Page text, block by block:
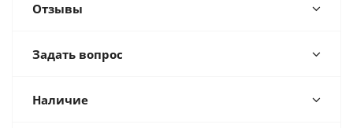
Отзывы
Задать вопрос
Наличие